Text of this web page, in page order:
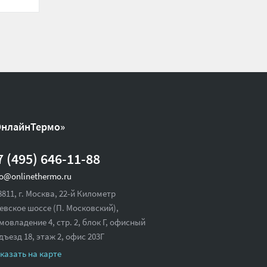
(495) 646-11-88
г. Москва, 22-й Километр
шоссе (П. Московский),
4, стр. 2, блок Г, офисный
18,этаж 2, офис 203Г
на карте